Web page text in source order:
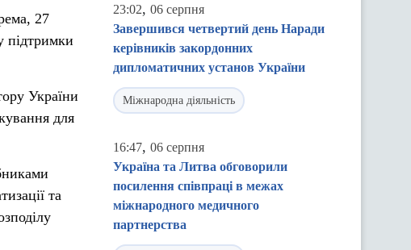
27
підтримки
України
для
та
23:02, 06 серпня
Завершився четвертий день Наради
керівників закордонних
дипломатичних установ України
Міжнародна діяльність
16:47, 06 серпня
Україна та Литва обговорили
посилення співпраці в межах
міжнародного медичного
партнерства